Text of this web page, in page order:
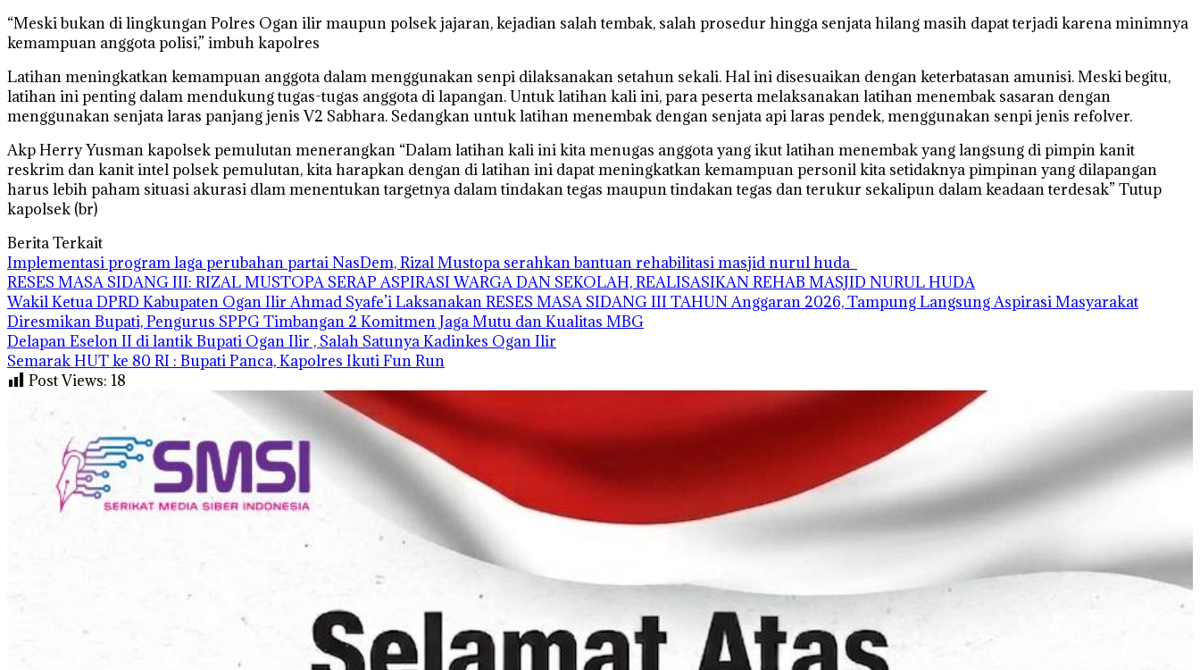
“Meski bukan di lingkungan Polres Ogan ilir maupun polsek jajaran, kejadian salah tembak, salah prosedur hingga senjata hilang masih dapat terjadi karena minimnya
kemampuan anggota polisi,” imbuh kapolres
Latihan meningkatkan kemampuan anggota dalam menggunakan senpi dilaksanakan setahun sekali. Hal ini disesuaikan dengan keterbatasan amunisi. Meski begitu,
latihan ini penting dalam mendukung tugas-tugas anggota di lapangan. Untuk latihan kali ini, para peserta melaksanakan latihan menembak sasaran dengan
menggunakan senjata laras panjang jenis V2 Sabhara. Sedangkan untuk latihan menembak dengan senjata api laras pendek, menggunakan senpi jenis refolver.
Akp Herry Yusman kapolsek pemulutan menerangkan “Dalam latihan kali ini kita menugas anggota yang ikut latihan menembak yang langsung di pimpin kanit
reskrim dan kanit intel polsek pemulutan, kita harapkan dengan di latihan ini dapat meningkatkan kemampuan personil kita setidaknya pimpinan yang dilapangan
harus lebih paham situasi akurasi dlam menentukan targetnya dalam tindakan tegas maupun tindakan tegas dan terukur sekalipun dalam keadaan terdesak” Tutup
kapolsek (br)
Berita Terkait
Implementasi program laga perubahan partai NasDem, Rizal Mustopa serahkan bantuan rehabilitasi masjid nurul huda
RESES MASA SIDANG III: RIZAL MUSTOPA SERAP ASPIRASI WARGA DAN SEKOLAH, REALISASIKAN REHAB MASJID NURUL HUDA
Wakil Ketua DPRD Kabupaten Ogan Ilir Ahmad Syafe’i Laksanakan RESES MASA SIDANG III TAHUN Anggaran 2026, Tampung Langsung Aspirasi Masyarakat
Diresmikan Bupati, Pengurus SPPG Timbangan 2 Komitmen Jaga Mutu dan Kualitas MBG
Delapan Eselon II di lantik Bupati Ogan Ilir , Salah Satunya Kadinkes Ogan Ilir
Semarak HUT ke 80 RI : Bupati Panca, Kapolres Ikuti Fun Run
Post Views: 18